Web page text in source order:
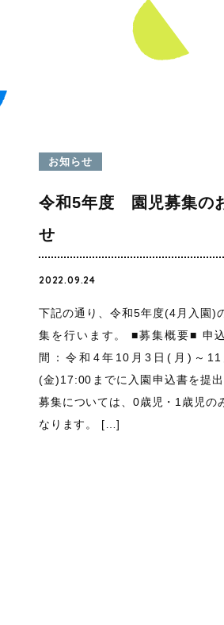
お知らせ
令和5年度 園児募集の
せ
2022.09.24
下記の通り、令和5年度(4月入園)
集を行います。 ■募集概要■ 申
間：令和4年10月3日(月)～11
(金)17:00までに入園申込書を提
募集については、0歳児・1歳児の
なります。 […]